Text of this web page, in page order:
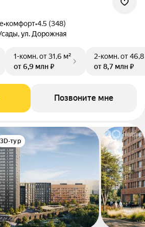
•комфорт•4.5 (348)
ул. Дорожная
1-комн.от 31,6 м²
от 6,9 млн ₽
2-комн.от
от 8,7 млн ₽
Позвоните мне
3D-тур